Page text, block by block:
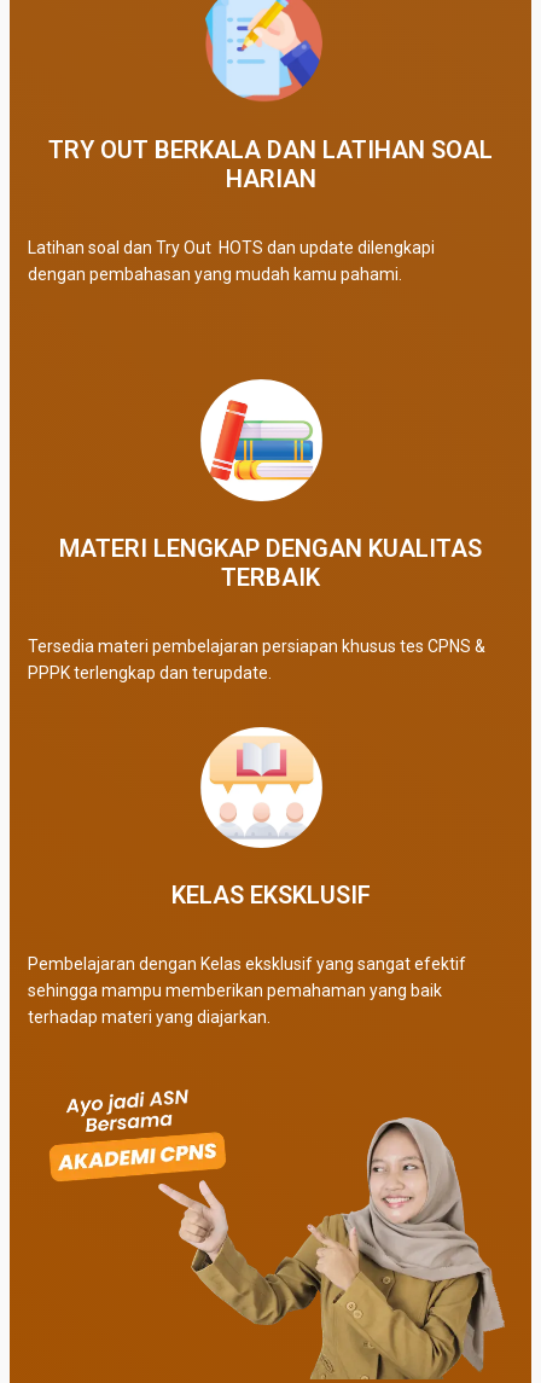
TRY OUT BERKALA DAN LATIHAN SOAL
HARIAN
Latihan soal dan Try Out HOTS dan update dilengkapi
dengan pembahasan yang mudah kamu pahami.
MATERI LENGKAP DENGAN KUALITAS
TERBAIK​
Tersedia materi pembelajaran persiapan khusus tes CPNS &
PPPK terlengkap dan terupdate.
KELAS EKSKLUSIF​
Pembelajaran dengan Kelas eksklusif yang sangat efektif
sehingga mampu memberikan pemahaman yang baik
terhadap materi yang diajarkan.